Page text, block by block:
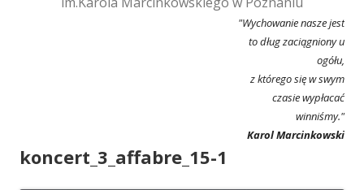
"Wychowanie nasze jest
to dług zaciągniony u
ogółu,
z którego się w swym
czasie wypłacać
winniśmy."
Karol Marcinkowski
koncert_3_affabre_15-1